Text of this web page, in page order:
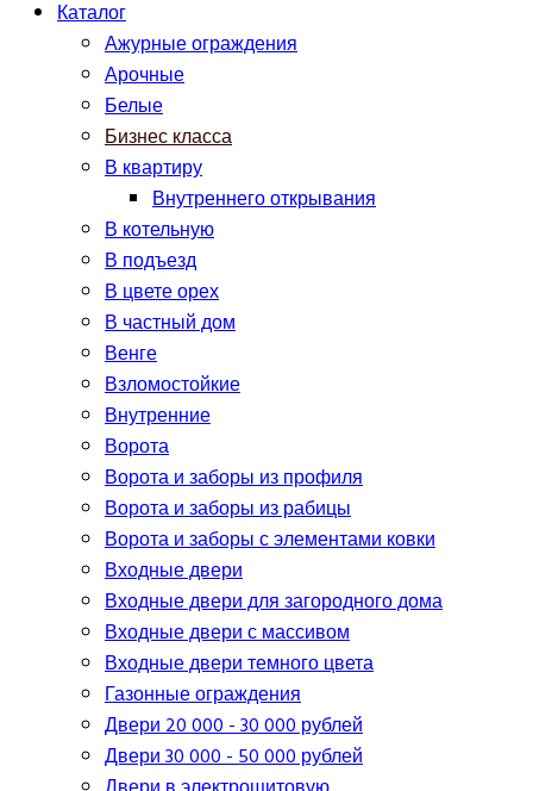
Каталог
Ажурные ограждения
Арочные
Белые
Бизнес класса
В квартиру
Внутреннего открывания
В котельную
В подъезд
В цвете орех
В частный дом
Венге
Взломостойкие
Внутренние
Ворота
Ворота и заборы из профиля
Ворота и заборы из рабицы
Ворота и заборы с элементами ковки
Входные двери
Входные двери для загородного дома
Входные двери с массивом
Входные двери темного цвета
Газонные ограждения
Двери 20 000 - 30 000 рублей
Двери 30 000 - 50 000 рублей